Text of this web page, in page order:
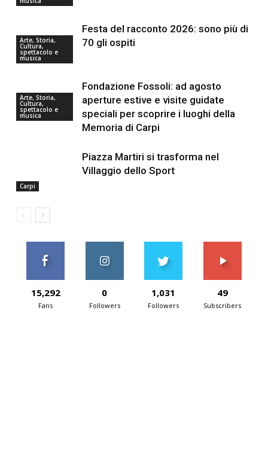
Arte, Storia,
Cultura,
spettacolo e
musica
Festa del racconto 2026: sono più di
70 gli ospiti
Arte, Storia,
Cultura,
spettacolo e
musica
Fondazione Fossoli: ad agosto
aperture estive e visite guidate
speciali per scoprire i luoghi della
Memoria di Carpi
Carpi
Piazza Martiri si trasforma nel
Villaggio dello Sport
15,292
Fans
0
Followers
1,031
Followers
49
Subscribers